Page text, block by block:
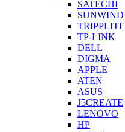
SATECHI
SUNWIND
TRIPPLITE
TP-LINK
DELL
DIGMA
APPLE
ATEN
ASUS
J5CREATE
LENOVO
HP